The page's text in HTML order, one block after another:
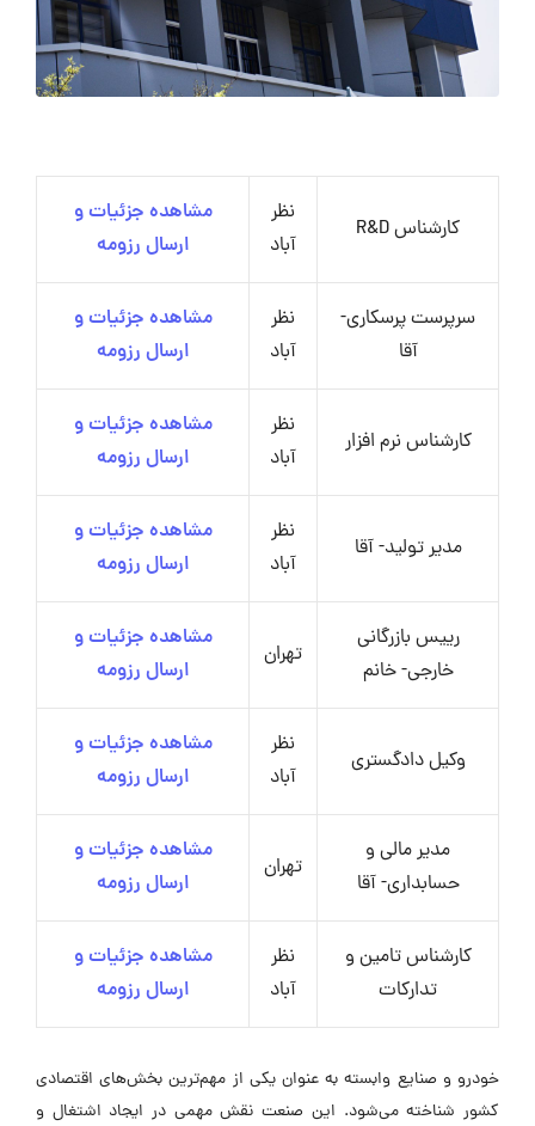
کارشناس R&D
نظر
آباد
مشاهده جزئیات و
ارسال رزومه
سرپرست پرسکاری-
آقا
نظر
آباد
مشاهده جزئیات و
ارسال رزومه
کارشناس نرم افزار
نظر
آباد
مشاهده جزئیات و
ارسال رزومه
مدیر تولید- آقا
نظر
آباد
مشاهده جزئیات و
ارسال رزومه
رییس بازرگانی
خارجی- خانم
تهران
مشاهده جزئیات و
ارسال رزومه
وکیل دادگستری
نظر
آباد
مشاهده جزئیات و
ارسال رزومه
مدیر مالی و
حسابداری- آقا
تهران
مشاهده جزئیات و
ارسال رزومه
کارشناس تامین و
تدارکات
نظر
آباد
مشاهده جزئیات و
ارسال رزومه
خودرو و صنایع وابسته به عنوان یکی از مهم‌ترین بخش‌های اقتصادی
کشور شناخته می‌شود. این صنعت نقش مهمی در ایجاد اشتغال و